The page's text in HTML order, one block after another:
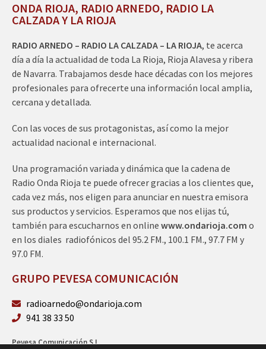
ONDA RIOJA, RADIO ARNEDO, RADIO LA
CALZADA Y LA RIOJA
RADIO ARNEDO – RADIO LA CALZADA – LA RIOJA, te acerca
día a día la actualidad de toda La Rioja, Rioja Alavesa y ribera
de Navarra. Trabajamos desde hace décadas con los mejores
profesionales para ofrecerte una información local amplia,
cercana y detallada.
Con las voces de sus protagonistas, así como la mejor
actualidad nacional e internacional.
Una programación variada y dinámica que la cadena de
Radio Onda Rioja te puede ofrecer gracias a los clientes que,
cada vez más, nos eligen para anunciar en nuestra emisora
sus productos y servicios. Esperamos que nos elijas tú,
también para escucharnos en online www.ondarioja.com o
en los diales radiofónicos del 95.2 FM., 100.1 FM., 97.7 FM y
97.0 FM.
GRUPO PEVESA COMUNICACIÓN
radioarnedo@ondarioja.com
941 38 33 50
Pevesa Comunicación S.L.